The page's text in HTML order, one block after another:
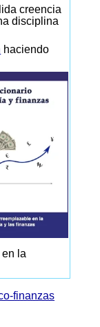
creencia
disciplina
haciendo
la
finanzas